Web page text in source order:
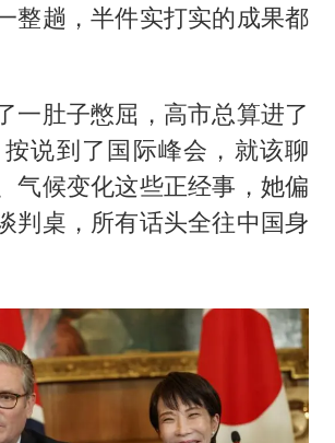
整趟，半件实打实的成果都
一肚子憋屈，高市总算进了
说到了国际峰会，就该聊
气候变化这些正经事，她偏
判桌，所有话头全往中国身